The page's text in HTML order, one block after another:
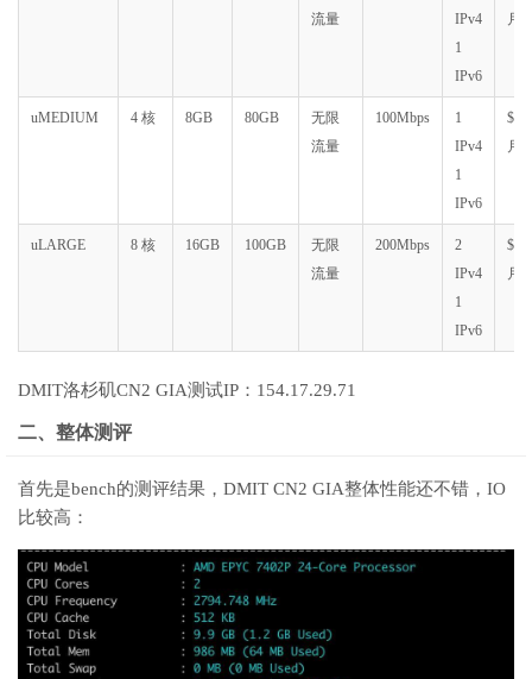
流量
IPv4
1
IPv6
月
uMEDIUM 4 核 8GB 80GB
无限
流量
100Mbps
1
IPv4
1
IPv6
月
uLARGE 8 核 16GB 100GB
无限
流量
200Mbps
2
IPv4
1
IPv6
月
DMIT洛杉矶CN2 GIA测试IP：154.17.29.71
二、整体测评
首先是bench的测评结果，DMIT CN2 GIA整体性能还不错，IO
比较高：